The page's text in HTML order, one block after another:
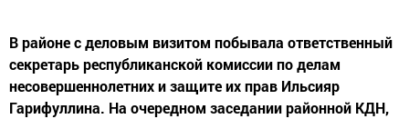
В районе с деловым визитом побывала ответственный
секретарь республиканской комиссии по делам
несовершеннолетних и защите их прав Ильсияр
Гарифуллина. На очередном заседании районной КДН,